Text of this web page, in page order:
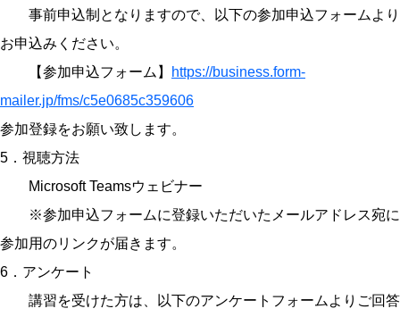
事前申込制となりますので、以下の参加申込フォームより
お申込みください。
【参加申込フォーム】
https://business.form-
mailer.jp/fms/c5e0685c359606
参加登録をお願い致します。
5．視聴方法
Microsoft Teamsウェビナー
※参加申込フォームに登録いただいたメールアドレス宛に
参加用のリンクが届きます。
6．アンケート
講習を受けた方は、以下のアンケートフォームよりご回答